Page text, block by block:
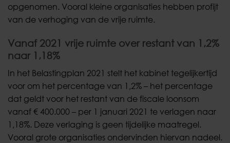
opgenomen. Vooral kleine organisaties hebben profijt
van de verhoging van de vrije ruimte.
Vanaf 2021 vrije ruimte over restant van 1,2%
naar 1,18%
In het Belastingplan 2021 stelt het kabinet tegelijkertijd
voor om het percentage van 1,2% – het percentage
dat geldt voor het restant van de fiscale loonsom
vanaf € 400.000 – per 1 januari 2021 te verlagen naar
1,18%. Deze verlaging is geen tijdelijke maatregel.
Vooral grote organisaties ondervinden hiervan nadeel.